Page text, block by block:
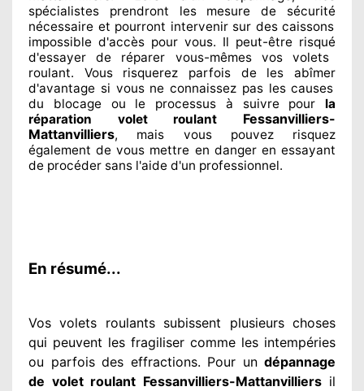
spécialistes prendront les mesure de sécurité
nécessaire et pourront intervenir sur des caissons
impossible d'accès pour vous. Il peut-être risqué
d'essayer de réparer vous-mêmes vos volets
roulant. Vous risquerez parfois de les abîmer
d'avantage si vous ne connaissez pas les causes
du blocage ou le processus à suivre pour la
réparation volet roulant Fessanvilliers-
Mattanvilliers, mais vous pouvez risquez
également de vous mettre en danger en essayant
de procéder sans l'aide d'un professionnel.
En résumé...
Vos volets roulants subissent plusieurschoses
qui peuvent les fragiliser comme les intempéries
ou parfois des effractions. Pour un dépannage
de volet roulant Fessanvilliers-Mattanvilliersil